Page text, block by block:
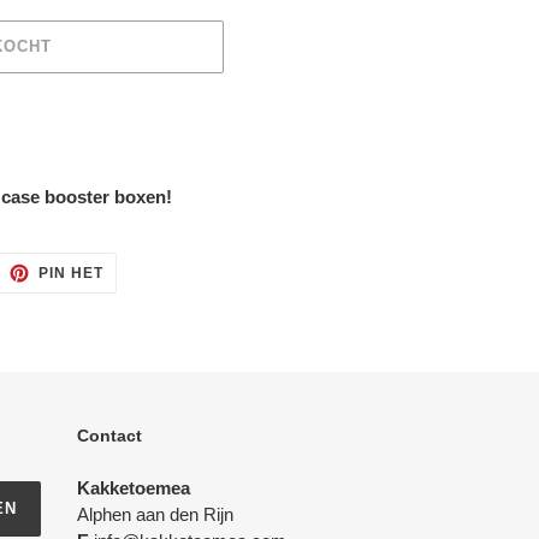
booster boxen!
PIN HETPINNEN
Contact
Kakketoemea
Alphen aan den Rijn